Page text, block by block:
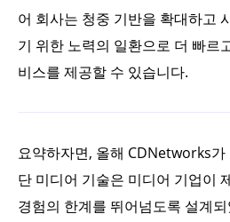
어 회사는 청중 기반을 확대하고
기 위한 노력의 일환으로 더 빠르
비스를 제공할 수 있습니다.
요약하자면, 올해 CDNetworks
단 미디어 기술은 미디어 기업이
경험의 한계를 뛰어넘도록 설계